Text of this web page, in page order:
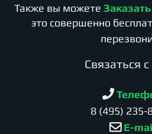
Также вы можете
это совершенно
Cвязаться
8 (495) 235-
E-